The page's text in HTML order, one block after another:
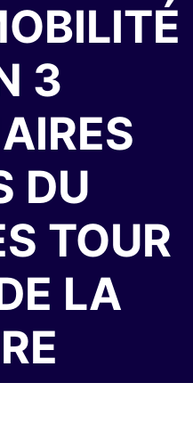
3
DU
TOUR
LA